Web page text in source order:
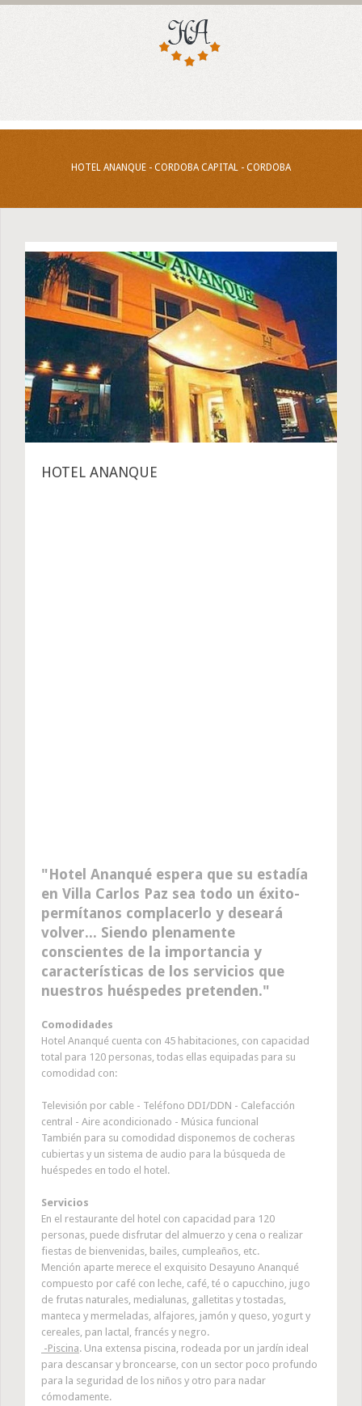
HOTEL ANANQUE - CORDOBA CAPITAL - CORDOBA
HOTEL ANANQUE
Hotel Ananqué espera que su estadía
en Villa Carlos Paz sea todo un éxito-
permítanos complacerlo y deseará
volver... Siendo plenamente
conscientes de la importancia y
características de los servicios que
nuestros huéspedes pretenden.
Comodidades
Hotel Ananqué cuenta con 45 habitaciones, con capacidad
total para 120 personas, todas ellas equipadas para su
comodidad con:
Televisión por cable - Teléfono DDI/DDN - Calefacción
central - Aire acondicionado - Música funcional
También para su comodidad disponemos de cocheras
cubiertas y un sistema de audio para la búsqueda de
huéspedes en todo el hotel.
Servicios
En el restaurante del hotel con capacidad para 120
personas, puede disfrutar del almuerzo y cena o realizar
fiestas de bienvenidas, bailes, cumpleaños, etc.
Mención aparte merece el exquisito Desayuno Ananqué
compuesto por café con leche, café, té o capucchino, jugo
de frutas naturales, medialunas, galletitas y tostadas,
manteca y mermeladas, alfajores, jamón y queso, yogurt y
cereales, pan lactal, francés y negro.
-Piscina. Una extensa piscina, rodeada por un jardín ideal
para descansar y broncearse, con un sector poco profundo
para la seguridad de los niños y otro para nadar
cómodamente.